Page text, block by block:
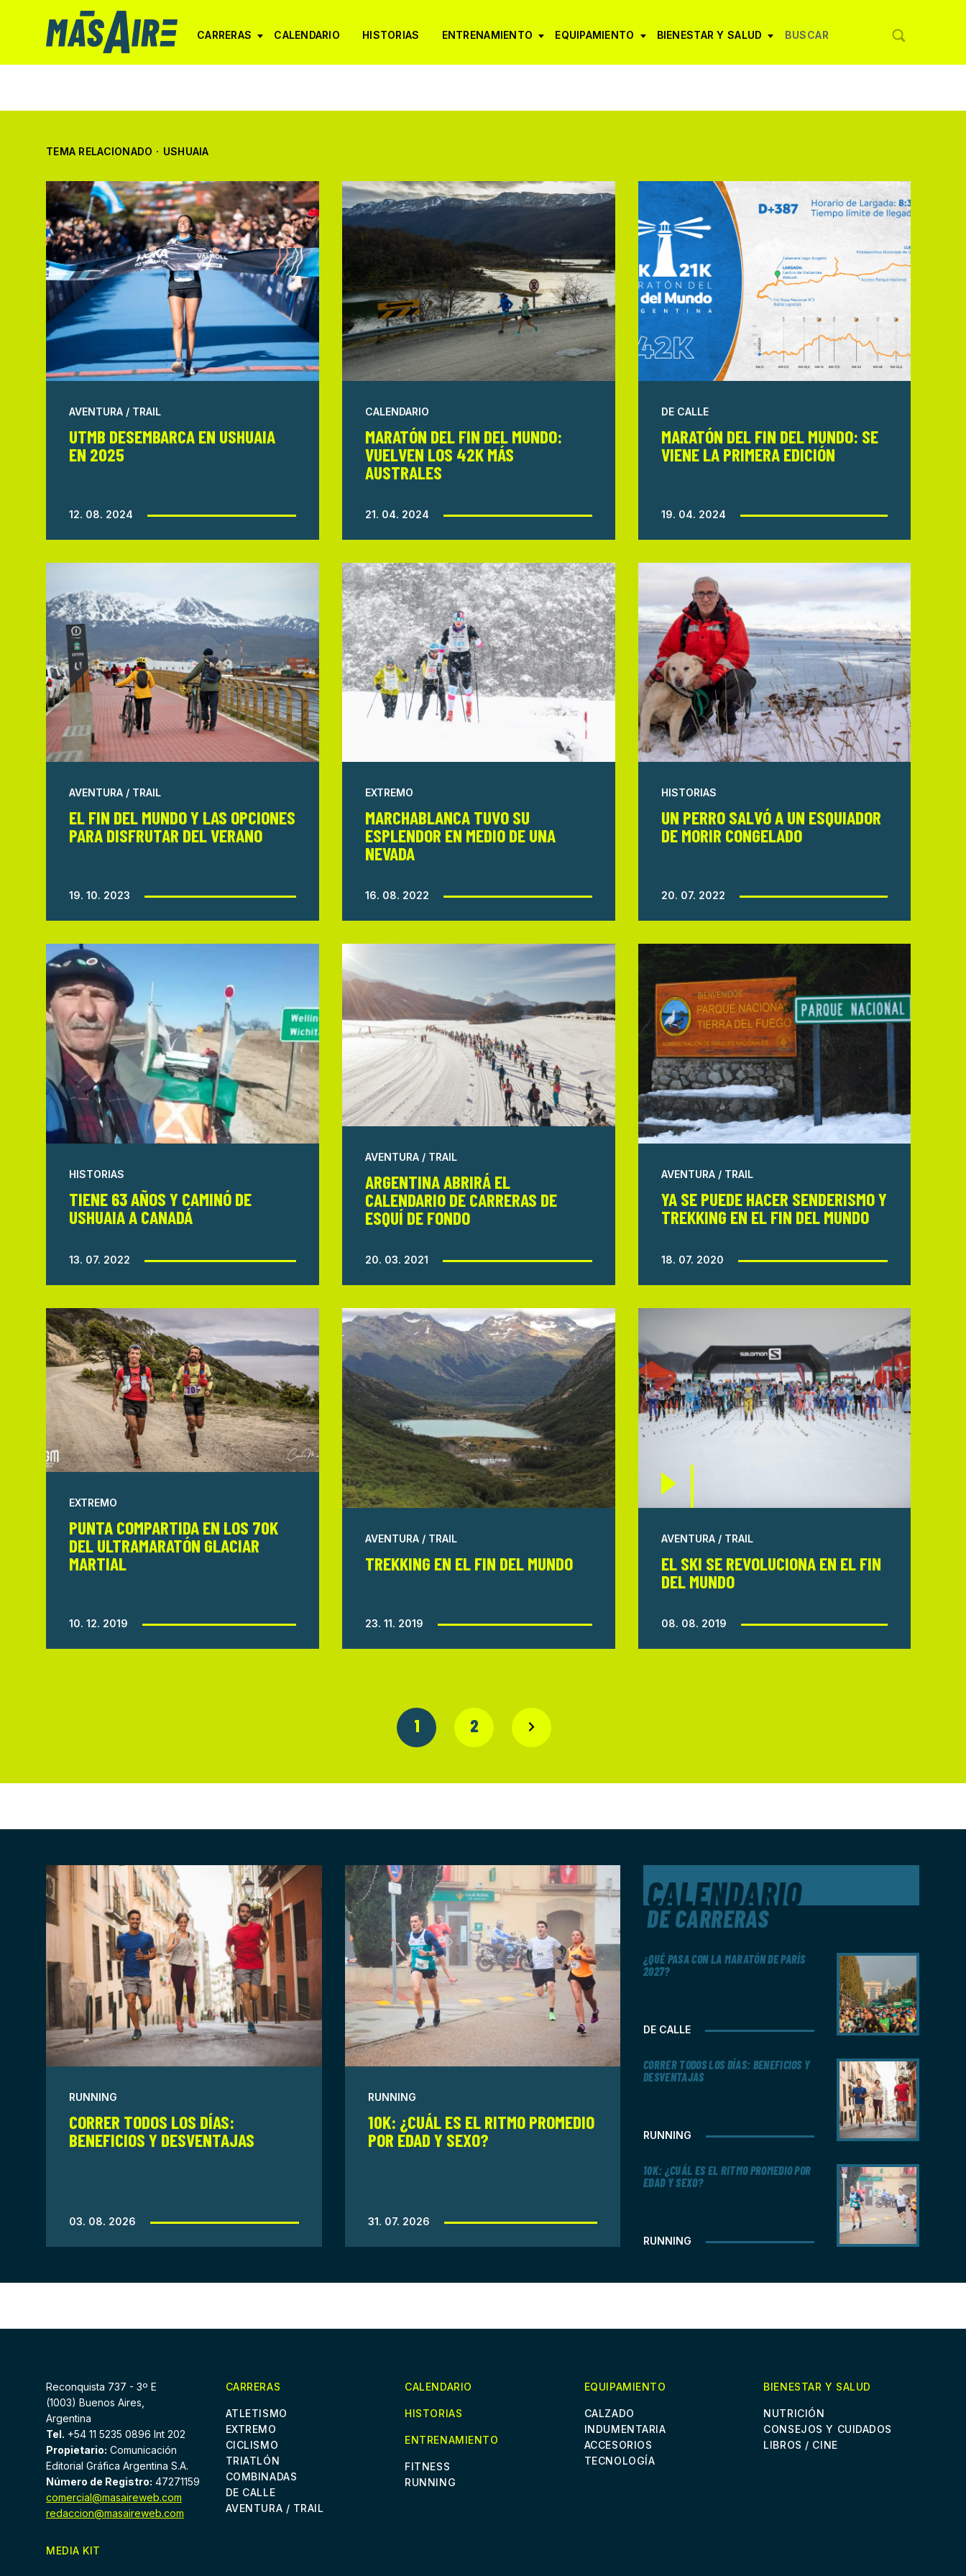
CARRERAS CALENDARIO HISTORIAS ENTRENAMIENTO EQUIPAMIENTO BIENESTAR Y SALUD
TEMA RELACIONADO · USHUAIA
AVENTURA / TRAIL
UTMB DESEMBARCA EN USHUAIA
EN 2025
12. 08. 2024
CALENDARIO
MARATÓN DEL FIN DEL MUNDO:
VUELVEN LOS 42K MÁS
AUSTRALES
21. 04. 2024
DE CALLE
MARATÓN DEL FIN DEL MUNDO: SE
VIENE LA PRIMERA EDICIÓN
19. 04. 2024
AVENTURA / TRAIL
EL FIN DEL MUNDO Y LAS OPCIONES
PARA DISFRUTAR DEL VERANO
19. 10. 2023
EXTREMO
MARCHABLANCA TUVO SU
ESPLENDOR EN MEDIO DE UNA
NEVADA
16. 08. 2022
HISTORIAS
UN PERRO SALVÓ A UN ESQUIADOR
DE MORIR CONGELADO
20. 07. 2022
HISTORIAS
TIENE 63 AÑOS Y CAMINÓ DE
USHUAIA A CANADÁ
13. 07. 2022
AVENTURA / TRAIL
ARGENTINA ABRIRÁ EL
CALENDARIO DE CARRERAS DE
ESQUÍ DE FONDO
20. 03. 2021
AVENTURA / TRAIL
YA SE PUEDE HACER SENDERISMO Y
TREKKING EN EL FIN DEL MUNDO
18. 07. 2020
EXTREMO
PUNTA COMPARTIDA EN LOS 70K
DEL ULTRAMARATÓN GLACIAR
MARTIAL
10. 12. 2019
AVENTURA / TRAIL
TREKKING EN EL FIN DEL MUNDO
23. 11. 2019
AVENTURA / TRAIL
EL SKI SE REVOLUCIONA EN EL FIN
DEL MUNDO
08. 08. 2019
1 2
RUNNING
CORRER TODOS LOS DÍAS:
BENEFICIOS Y DESVENTAJAS
03. 08. 2026
RUNNING
10K: ¿CUÁL ES EL RITMO PROMEDIO
POR EDAD Y SEXO?
31. 07. 2026
CALENDARIO
DE CARRERAS
DE CALLE
¿QUÉ PASA CON LA MARATÓN DE PARÍS
2027?
RUNNING
CORRER TODOS LOS DÍAS: BENEFICIOS Y
DESVENTAJAS
RUNNING
10K: ¿CUÁL ES EL RITMO PROMEDIO POR
EDAD Y SEXO?
Reconquista 737 - 3º E
(1003) Buenos Aires,
Argentina
Tel. +54 11 5235 0896 Int 202
Propietario: Comunicación
Editorial Gráfica Argentina S.A.
Número de Registro: 47271159
comercial@masaireweb.com
redaccion@masaireweb.com
MEDIA KIT
CARRERAS
ATLETISMO
EXTREMO
CICLISMO
TRIATLÓN
COMBINADAS
DE CALLE
AVENTURA / TRAIL
CALENDARIO
HISTORIAS
ENTRENAMIENTO
FITNESS
RUNNING
EQUIPAMIENTO
CALZADO
INDUMENTARIA
ACCESORIOS
TECNOLOGÍA
BIENESTAR Y SALUD
NUTRICIÓN
CONSEJOS Y CUIDADOS
LIBROS / CINE